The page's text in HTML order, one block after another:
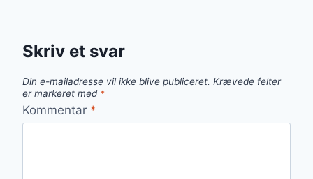
Skriv et svar
Din e-mailadresse vil ikke blive publiceret. Krævede felter
er markeret med *
Kommentar *